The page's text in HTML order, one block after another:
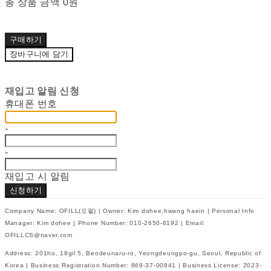
총 상품 금액 0원
구매하기
장바구니에 담기
재입고 알림 신청
휴대폰 번호
-
-
재입고 시 알림
신청하기
Company Name: OFILL(오필) | Owner: Kim dohee,hwang haein | Personal Info
Manager: Kim dohee | Phone Number: 010-2650-8192 | Email:
OFILLCS@naver.com
Address: 201ho, 18gil 5, Beodeunaru-ro, Yeongdeungpo-gu, Seoul, Republic of
Korea | Business Registration Number: 869-37-00841 | Business License: 2023-